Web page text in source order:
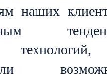
наших